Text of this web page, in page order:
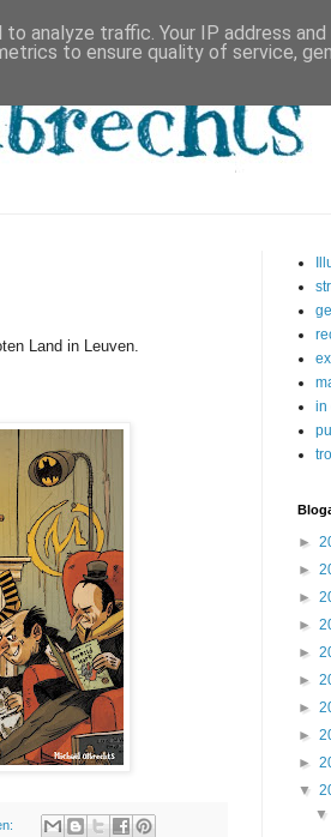
Land in Leuven.
in
►
►
►
►
►
►
►
►
►
▼
analyze traffic. Your IP address
to ensure quality of service,